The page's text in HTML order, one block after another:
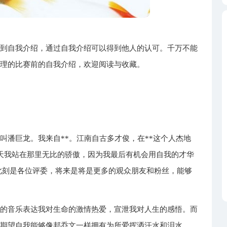
自我介绍，通过自我介绍可以得到他人的认可。千万不能
的比赛前的自我介绍，欢迎阅读与收藏。
潘巨龙。我来自**。江南自古多才俊，在**这个人杰地
站在那里无比的骄傲，因为我最后有机会用自我的才华
是各位评委，将来是将是更多的观众朋友和粉丝，能够
音乐表达我对生命的激情热爱，宣泄我对人生的感悟。而